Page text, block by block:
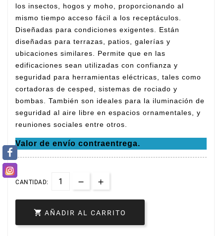
los insectos, hogos y moho, proporcionando al
mismo tiempo acceso fácil a los receptáculos.
Diseñadas para condiciones exigentes. Están
diseñadas para terrazas, patios, galerías y
ubicaciones similares. Permite que en las
edificaciones sean utilizadas con confianza y
seguridad para herramientas eléctricas, tales como
cortadoras de cesped, sistemas de rociado y
bombas. También son ideales para la iluminación de
seguridad al aire libre en espacios ornamentales, y
reuniones sociales entre otros.
Valor de envío contraentrega.
CANTIDAD:
 AÑADIR AL CARRITO